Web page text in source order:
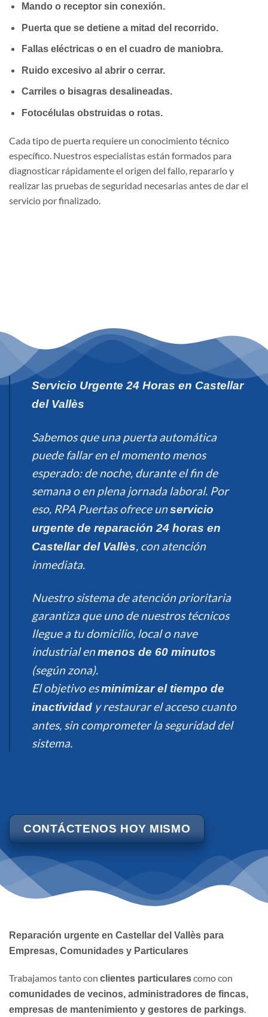
Mando o receptor sin conexión.
Puerta que se detiene a mitad del recorrido.
Fallas eléctricas o en el cuadro de maniobra.
Ruido excesivo al abrir o cerrar.
Carriles o bisagras desalineadas.
Fotocélulas obstruidas o rotas.
Cada tipo de puerta requiere un conocimiento técnico
específico. Nuestros especialistas están formados para
diagnosticar rápidamente el origen del fallo, repararlo y
realizar las pruebas de seguridad necesarias antes de dar el
servicio por finalizado.
Servicio Urgente 24 Horas en Castellar
del Vallès
Sabemos que una puerta automática
puede fallar en el momento menos
esperado: de noche, durante el fin de
semana o en plena jornada laboral. Por
eso, RPA Puertas ofrece unservicio
urgente de reparación 24 horas en
Castellar del Vallès, con atención
inmediata.
Nuestro sistema de atención prioritaria
garantiza que uno de nuestros técnicos
llegue a tu domicilio, local o nave
industrial enmenos de 60 minutos
(según zona).
El objetivo esminimizar el tiempo de
inactividad y restaurar el acceso cuanto
antes, sin comprometer la seguridad del
sistema.
CONTÁCTENOS HOY MISMO
Reparación urgente en Castellar del Vallès para
Empresas, Comunidades y Particulares
Trabajamos tanto con clientes particularescomo con
comunidades de vecinos, administradores de fincas,
empresas de mantenimiento y gestores de parkings.